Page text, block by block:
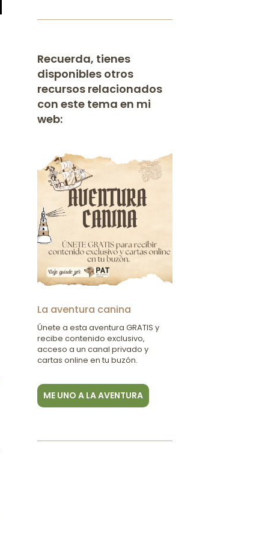
Recuerda, tienes
disponibles otros
recursos relacionados
con este tema en mi
web:
La aventura canina
Únete a esta aventura GRATIS y
recibe contenido exclusivo,
acceso a un canal privado y
cartas online en tu buzón.
ME UNO A LA AVENTURA